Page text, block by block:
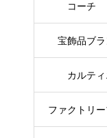
コーチ
宝飾品ブラ
カルティ
ファクトリ